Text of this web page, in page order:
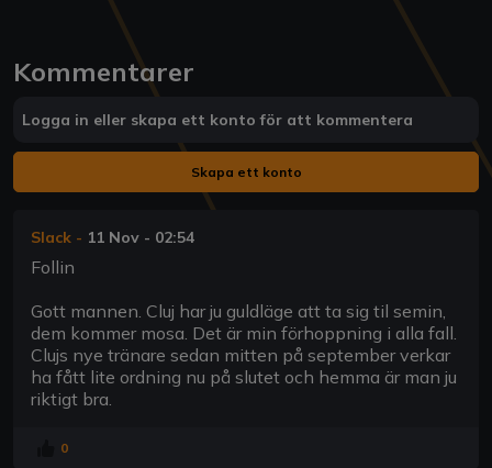
Kommentarer
Logga in eller skapa ett konto för att kommentera
Skapa ett konto
Slack - 11 Nov - 02:54
Follin
Gott mannen. Cluj har ju guldläge att ta sig til semin,
dem kommer mosa. Det är min förhoppning i alla fall.
Clujs nye tränare sedan mitten på september verkar
ha fått lite ordning nu på slutet och hemma är man ju
riktigt bra.
0